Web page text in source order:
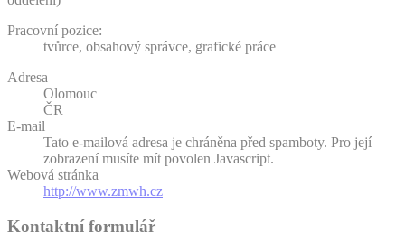
Pracovní pozice:
tvůrce, obsahový správce, grafické práce
Adresa
Olomouc
ČR
E-mail
Tato e-mailová adresa je chráněna před spamboty. Pro její
zobrazení musíte mít povolen Javascript.
Webová stránka
http://www.zmwh.cz
Kontaktní formulář